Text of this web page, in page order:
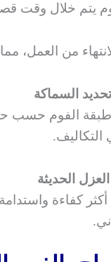
يتم خلال وقت
من العمل،
الفوم حسب